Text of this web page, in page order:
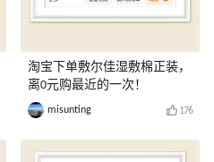
淘宝下单敷尔佳湿敷棉正装，
离0元购最近的一次！
misunting 176